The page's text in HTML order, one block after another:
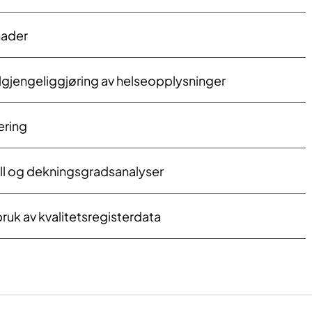
av helseopplysninger
og dekningsgradsanalyser
av kvalitetsregisterdata